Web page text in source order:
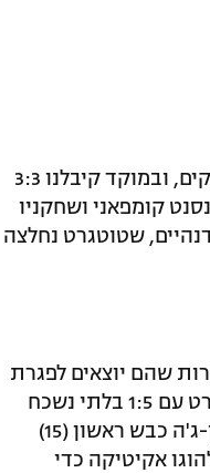
המחזור השישי בבונדסליגה הגיע הערב (ראשון) לסיומו עם שלושה משחקים, ובמוקד קיבלנו 3:3
קומפאני ושחקניו
הראשון. ר.ב. לייפציג ניצחה 0:1 את היידנהיים, שטוטגרט נחלצה
שהם יוצאים לפגרת
הנבחרות מהפסגה – יש לא מעט סיבות לדאגה. אשתקד היממה פרנקפורט עם 1:5 בלתי נשכח
במפגש הראשון בין הקבוצות, וגם הפעם היא עשתה חיים קשים: קים מין-ג'ה כבש ראשון (15)
תומאס מולר, אך עומר מארמוש הלוהט כבש (22) ובישל (35) להוגו אקיטיקה כדי